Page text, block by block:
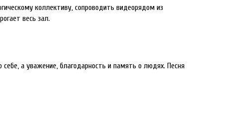
коллективу, сопроводить видеорядом из
весь зал.
а уважение, благодарность и память о людях. Песня